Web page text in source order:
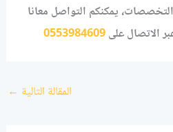
يمكنكم التواصل معانا
الاتصال على0553984609
المقالة التالية ←